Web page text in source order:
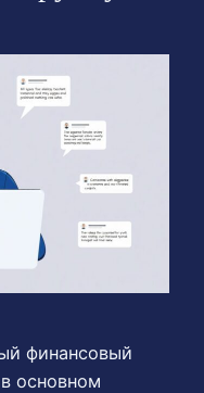
финансовый
основном